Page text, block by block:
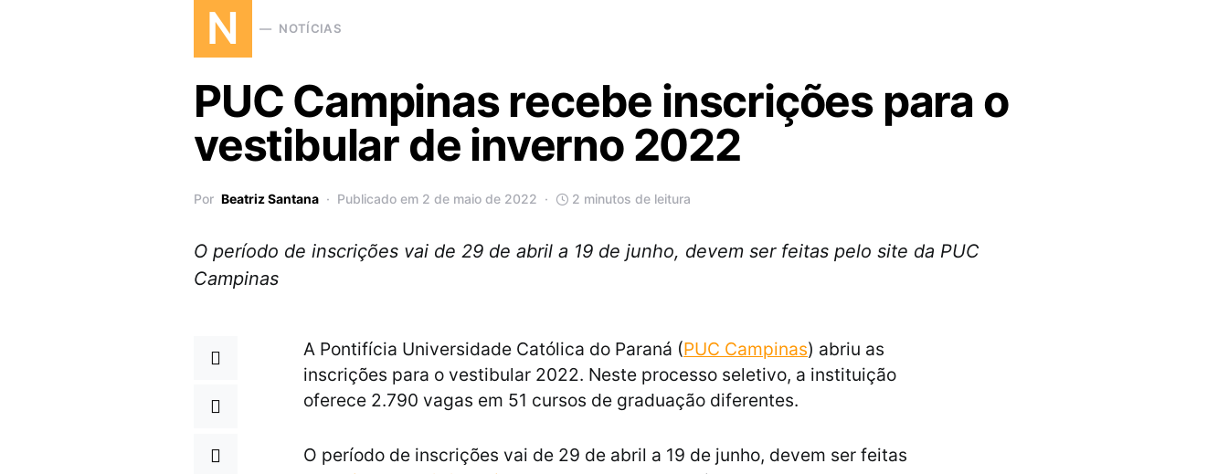
N NOTÍCIAS
PUC Campinas recebe inscrições para o
vestibular de inverno 2022
Por Beatriz Santana Publicado em 2 de maio de 2022 2 minutos de leitura
O período de inscrições vai de 29 de abril a 19 de junho, devem ser feitas pelo site da PUC
Campinas
A Pontifícia Universidade Católica do Paraná (PUC Campinas) abriu as
inscrições para o vestibular 2022. Neste processo seletivo, a instituição
oferece 2.790 vagas em 51 cursos de graduação diferentes.
O período de inscrições vai de 29 de abril a 19 de junho, devem ser feitas